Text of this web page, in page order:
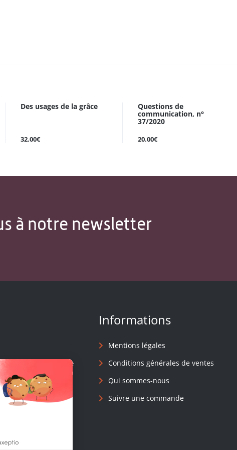
Des usages de la grâce
32.00€
Questions de
communication, n°
37/2020
20.00€
à notre newsletter
Sciences de l'Homme
des connaissances en
Informations
Mentions légales
Conditions générales de ventes
Qui sommes-nous
Suivre une commande